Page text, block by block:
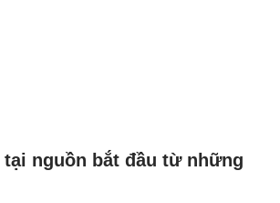
tại nguồn bắt đầu từ những